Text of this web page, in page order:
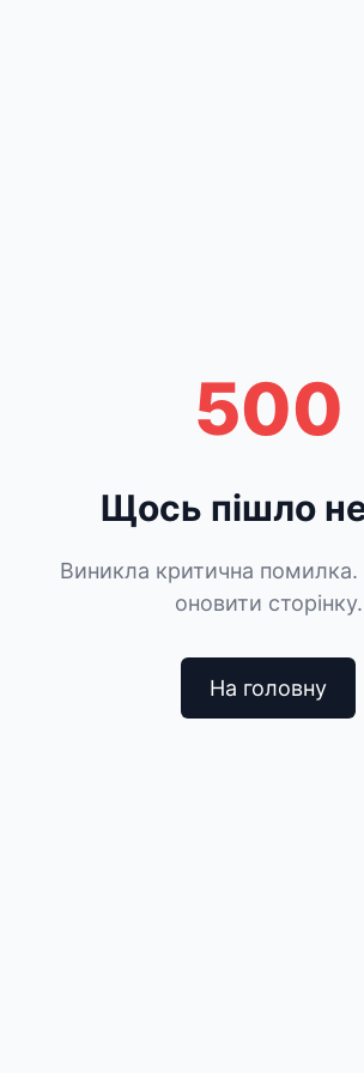
500
Щось пішло
Виникла критична
оновити сторінку.
На головну